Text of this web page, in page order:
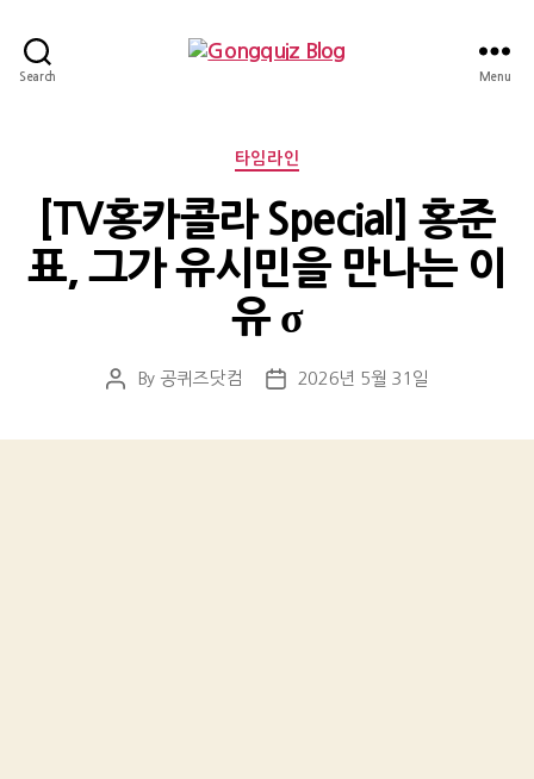
Search Menu
Categories
타임라인
[TV홍카콜라 Special] 홍준
표, 그가 유시민을 만나는 이
유 σ
PostBy 공퀴즈닷컴
Post2026년 5월 31일